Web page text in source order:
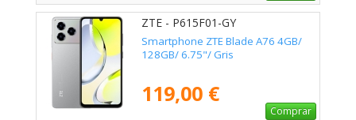
ZTE - P615F01-GY
Smartphone ZTE Blade A76 4GB/
128GB/ 6.75"/ Gris
119,00 €
Comprar